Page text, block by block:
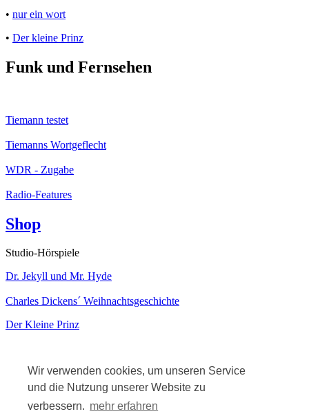
Wir verwenden cookies, um unseren Service
und die Nutzung unserer Website zu
verbessern. mehr erfahren
• nur ein wort
• Der kleine Prinz
Funk und Fernsehen
Tiemann testet
Tiemanns Wortgeflecht
WDR - Zugabe
Radio-Features
Shop
Studio-Hörspiele
Dr. Jekyll und Mr. Hyde
Charles Dickens´ Weihnachtsgeschichte
Der Kleine Prinz
Solo-Kabarett